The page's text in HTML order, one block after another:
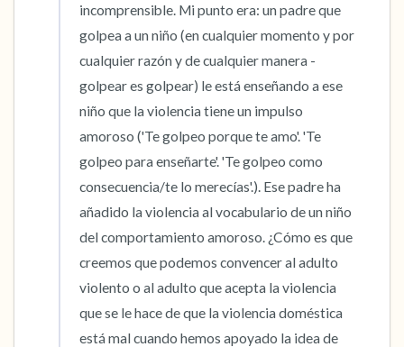
incomprensible. Mi punto era: un padre que
golpea a un niño (en cualquier momento y por
cualquier razón y de cualquier manera -
golpear es golpear) le está enseñando a ese
niño que la violencia tiene un impulso
amoroso ('Te golpeo porque te amo'. 'Te
golpeo para enseñarte'. 'Te golpeo como
consecuencia/te lo merecías'.). Ese padre ha
añadido la violencia al vocabulario de un niño
del comportamiento amoroso. ¿Cómo es que
creemos que podemos convencer al adulto
violento o al adulto que acepta la violencia
que se le hace de que la violencia doméstica
está mal cuando hemos apoyado la idea de